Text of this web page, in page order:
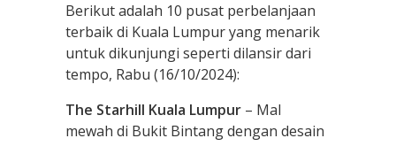
Berikut adalah 10 pusat perbelanjaan
terbaik di Kuala Lumpur yang menarik
untuk dikunjungi seperti dilansir dari
tempo, Rabu (16/10/2024):
The Starhill Kuala Lumpur – Mal
mewah di Bukit Bintang dengan desain